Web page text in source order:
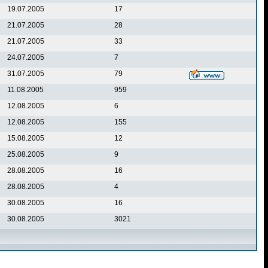
19.07.2005
17
21.07.2005
28
21.07.2005
33
24.07.2005
7
31.07.2005
79
11.08.2005
959
12.08.2005
6
12.08.2005
155
15.08.2005
12
25.08.2005
9
28.08.2005
16
28.08.2005
4
30.08.2005
16
30.08.2005
3021